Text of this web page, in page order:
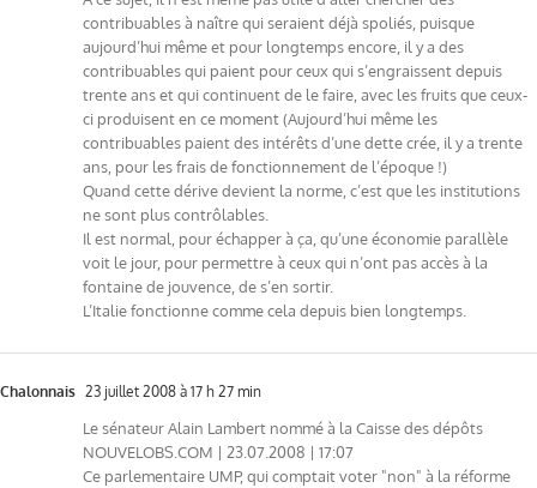
contribuables à naître qui seraient déjà spoliés, puisque
aujourd’hui même et pour longtemps encore, il y a des
contribuables qui paient pour ceux qui s’engraissent depuis
trente ans et qui continuent de le faire, avec les fruits que ceux-
ci produisent en ce moment (Aujourd’hui même les
contribuables paient des intérêts d’une dette crée, il y a trente
ans, pour les frais de fonctionnement de l’époque !)
Quand cette dérive devient la norme, c’est que les institutions
ne sont plus contrôlables.
Il est normal, pour échapper à ça, qu’une économie parallèle
voit le jour, pour permettre à ceux qui n’ont pas accès à la
fontaine de jouvence, de s’en sortir.
L’Italie fonctionne comme cela depuis bien longtemps.
Chalonnais 23 juillet 2008 à 17 h 27 min
Le sénateur Alain Lambert nommé à la Caisse des dépôts
NOUVELOBS.COM | 23.07.2008 | 17:07
Ce parlementaire UMP, qui comptait voter "non" à la réforme